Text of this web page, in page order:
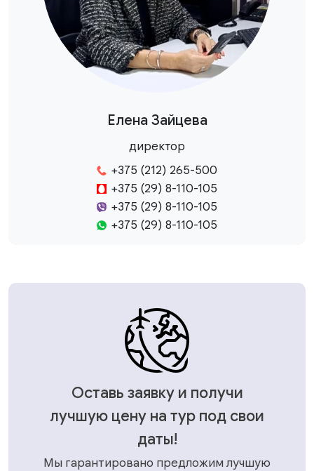
Елена Зайцева
директор
+375 (212) 265-500
+375 (29) 8-110-105
+375 (29) 8-110-105
+375 (29) 8-110-105
Оставь заявку и получи
лучшую цену на тур под свои
даты!
Мы гарантировано предложим лучшую